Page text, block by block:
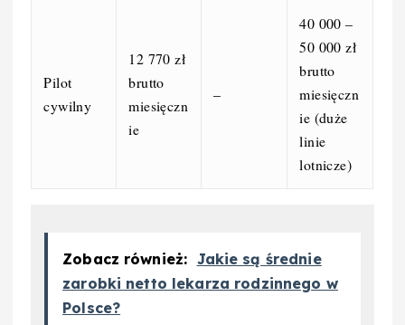
Pilot
cywilny
12 770 zł
brutto
miesięczn
ie
–
40 000 –
50 000 zł
brutto
miesięczn
ie (duże
linie
lotnicze)
Zobacz również: Jakie są średnie
zarobki netto lekarza rodzinnego w
Polsce?